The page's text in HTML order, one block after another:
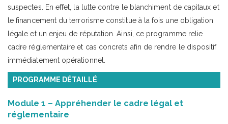
suspectes. En effet, la lutte contre le blanchiment de capitaux et
le financement du terrorisme constitue à la fois une obligation
légale et un enjeu de réputation. Ainsi, ce programme relie
cadre réglementaire et cas concrets afin de rendre le dispositif
immédiatement opérationnel.
PROGRAMME DÉTAILLÉ
Module 1 – Appréhender le cadre légal et
réglementaire